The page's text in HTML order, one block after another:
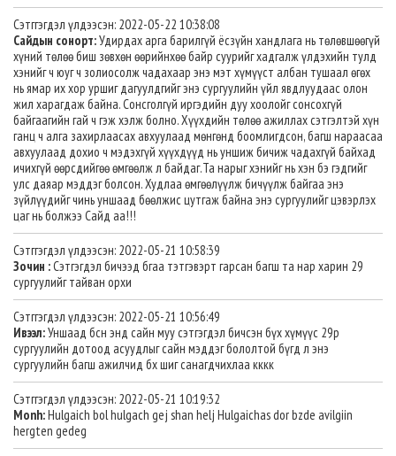
Сэтггэгдэл үлдээсэн: 2022-05-22 10:38:08
Сайдын сонорт:Удирдах арга барилгүй ёсзүйн хандлага нь төлөвшөөгүй
хүний төлөө биш зөвхөн өөрийнхөө байр суурийг хадгалж үлдэхийн тулд
хэнийг ч юуг ч золиосолж чадахаар энэ мэт хүмүүст албан тушаал өгөх
нь ямар их хор уршиг дагуулдгийг энэ сургуулийн үйл явдлуудаас олон
жил харагдаж байна. Сонсголгүй иргэдийн дуу хоолойг сонсохгүй
байгаагийн гай ч гэж хэлж болно. Хүүхдийн төлөө ажиллах сэтгэлтэй хүн
ганц ч алга захирлаасах авхуулаад мөнгөнд боомлигдсон, багш нараасаа
авхуулаад дохио ч мэдэхгүй хүүхдүүд нь уншиж бичиж чадахгүй байхад
ичихгүй өөрсдийгөө өмгөөлж л байдаг.Та нарыг хэнийг нь хэн бэ гэдгийг
улс даяар мэддэг болсон. Худлаа өмгөөлүүлж бичүүлж байгаа энэ
зүйлүүдийг чинь уншаад бөөлжис цутгаж байна энэ сургуулийг цэвэрлэх
цаг нь болжээ Сайд аа!!!
Сэтггэгдэл үлдээсэн: 2022-05-21 10:58:39
Зочин :Сэтгэгдэл бичээд бгаа тэтгэвэрт гарсан багш та нар харин 29
сургуулийг тайван орхи
Сэтггэгдэл үлдээсэн: 2022-05-21 10:56:49
Ивээл:Уншаад бсн энд сайн муу сэтгэгдэл бичсэн бүх хүмүүс 29р
сургуулийн дотоод асуудлыг сайн мэддэг бололтой бүгд л энэ
сургуулийн багш ажилчид бх шиг санагдчихлаа кккк
Сэтггэгдэл үлдээсэн: 2022-05-21 10:19:32
Monh:Hulgaich bol hulgach gej shan helj Hulgaichas dor bzde avilgiin
hergten gedeg